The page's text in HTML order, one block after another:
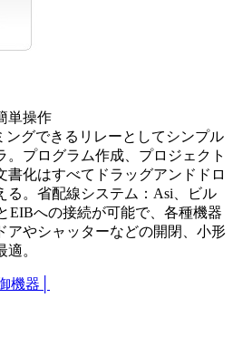
単操作
ングできるリレーとしてシンプル
。プログラム作成、プロジェクト
書化はすべてドラッグアンドドロ
る。省配線システム：Asi、ビル
EIBへの接続が可能で、各種機器
アやシャッターなどの開閉、小形
。
機器